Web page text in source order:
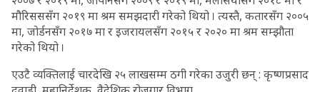
मौरिसससँग २०१९ मा श्रम समझदारी गरेको थियो । त्यस्तै, कतारसँग २००५
मा, जोर्डनसँग २०१७ मा र इजरायलसँग २०१५ र २०२० मा श्रम सम्झौता
गरेको थियो ।
एउटै व्यक्तिलाई चारदेखि २५ लाखसम्म ठगी गरेका उजुरी छन् : कृष्णप्रसाद